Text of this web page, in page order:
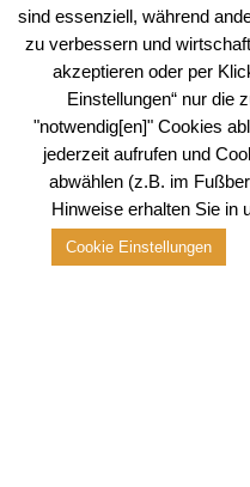
© 2026
sind essenziell, während
zu verbessern und
akzeptieren oder per
Einstellungen“ nur die
"notwendig[en]" Cookies
jederzeit aufrufen und
abwählen (z.B. im
Hinweise erhalten Sie in
Cookie Einstellungen